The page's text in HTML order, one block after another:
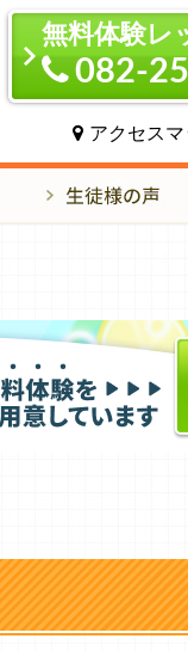
無料体験レ
082-
アクセス